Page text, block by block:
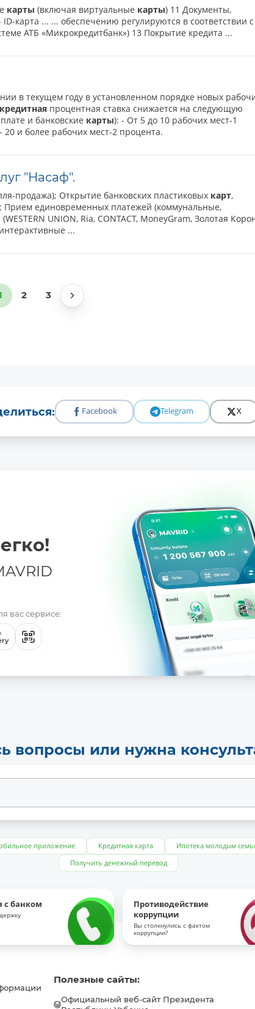
карты (включая виртуальные карты) 11 Документы,
карта ... ... обеспечению регулируются в соответствии с
АТБ «Микрокредитбанк») 13 Покрытие кредита ...
в текущем году в установленном порядке новых
кредитнаяпроцентная ставка снижается на следующую
и банковские карты): - От 5 до 10 рабочих мест-1
и более рабочих мест-2 процента.
"Насаф".
продажа); Открытие банковских пластиковых карт,
; Прием единовременных платежей (коммунальные,
UNION, Ria, CONTACT, MoneyGram, Золотая
...
2 3
Facebook Telegram X
вас сервисе:
вопросы или нужна
приложение Кредитная карта Ипотека молодым
Получить денежный перевод
с банком
Противодействие
коррупции
Вы столкнулись с фактом
коррупции?
Полезные сайты:
Официальный веб-сайт Президента